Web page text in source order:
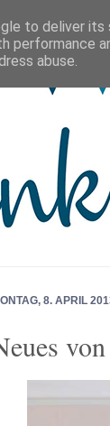
8. APRIL
to deliver
performance
abuse.